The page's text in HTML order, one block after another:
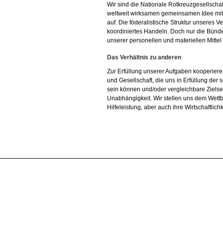
Wir sind die Nationale
weltweit wirksamen gemeinsamen Idee
auf. Die föderalistische Struktur unseres
koordiniertes Handeln. Doch nur die
unserer personellen und materiellen
Das Verhältnis zu anderen
Zur Erfüllung unserer Aufgaben
und Gesellschaft, die uns in Erfüllung der
sein können und/oder vergleichbare
Unabhängigkeit. Wir stellen uns dem
Hilfeleistung, aber auch ihre